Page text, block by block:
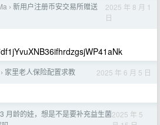
› 新用户注册币安交易所赠送
2025 年 8 月 1
日
› 家里老人保险配置求教 2025 年 6 月 5 日
3 月龄的娃，想是不是要补充益生菌2025 年 5